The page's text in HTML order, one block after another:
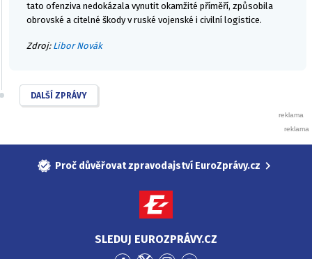
tato ofenziva nedokázala vynutit okamžité příměří, způsobila
obrovské a citelné škody v ruské vojenské i civilní logistice.
Zdroj: Libor Novák
DALŠÍ ZPRÁVY
Proč důvěřovat zpravodajství EuroZprávy.cz
SLEDUJ EUROZPRÁVY.CZ